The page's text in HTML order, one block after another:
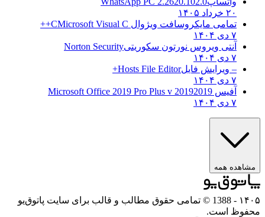
۲۰ خرداد ۱۴۰۵
تمامی مایکروسافت ویژوال C Microsoft Visual C++
۷ دی ۱۴۰۴
آنتی ویروس نورتون سکوریتیNorton Security
۷ دی ۱۴۰۴
– ویرایش فایلHosts File Editor+
۷ دی ۱۴۰۴
آفیس 2019 2019 Microsoft Office 2019 Pro Plus v
۷ دی ۱۴۰۴
مشاهده همه
۱۴۰۵
- 1388 © تمامی حقوق مطالب و قالب برای سایت پاتوق‌یو
محفوظ است.